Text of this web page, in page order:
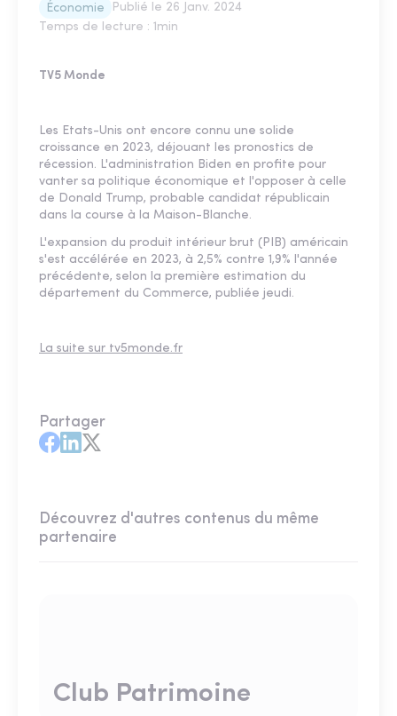
Économie Publié le 26 Janv. 2024
Temps de lecture : 1min
TV5 Monde
Les Etats-Unis ont encore connu une solide
croissance en 2023, déjouant les pronostics de
récession. L'administration Biden en profite pour
vanter sa politique économique et l'opposer à celle
de Donald Trump, probable candidat républicain
dans la course à la Maison-Blanche.
L'expansion du produit intérieur brut (PIB) américain
s'est accélérée en 2023, à 2,5% contre 1,9% l'année
précédente, selon la première estimation du
département du Commerce, publiée jeudi.
La suite sur tv5monde.fr
Partager
Découvrez d'autres contenus du même
partenaire
Club Patrimoine